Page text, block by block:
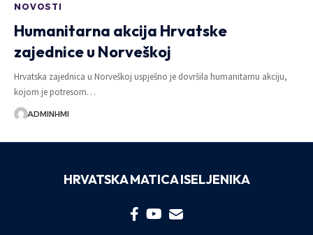
NOVOSTI
Humanitarna akcija Hrvatske
zajednice u Norveškoj
Hrvatska zajednica u Norveškoj uspješno je dovršila humanitarnu akciju,
kojom je potresom…
ADMINHMI
HRVATSKA MATICA ISELJENIKA